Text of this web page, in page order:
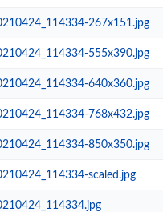
267x151.jpg
555x390.jpg
640x360.jpg
768x432.jpg
850x350.jpg
scaled.jpg